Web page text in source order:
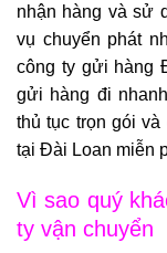
nhận hàng và sử
vụ chuyển phát
công ty gửi hàng
gửi hàng đi
thủ tục trọn gói
tại Đài Loan miễn
Vì sao quý
ty vận chuyển